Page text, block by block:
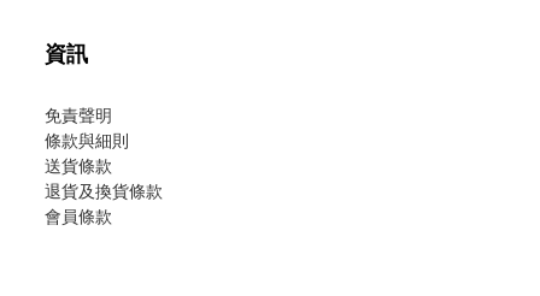
資訊
免責聲明
條款與細則
送貨條款
退貨及換貨條款
會員條款